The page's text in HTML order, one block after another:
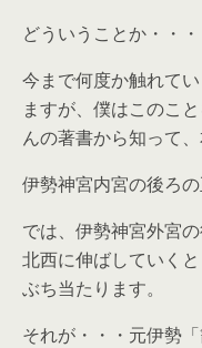
どういうことか・・・
今まで何度か触れて
ますが、僕はこのこ
んの著書から知って、
伊勢神宮内宮の後ろの
では、伊勢神宮外宮
北西に伸ばしていく
ぶち当たります。
それが・・・元伊勢